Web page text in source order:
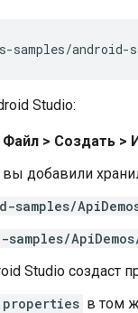
samples/android-
Studio:
Файл > Создать >
добавили
samples/
Studio создаст
в том